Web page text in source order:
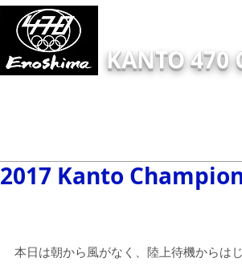
KANTO 470
2017 Kanto
本日は朝から風がなく、陸上待機からはじ